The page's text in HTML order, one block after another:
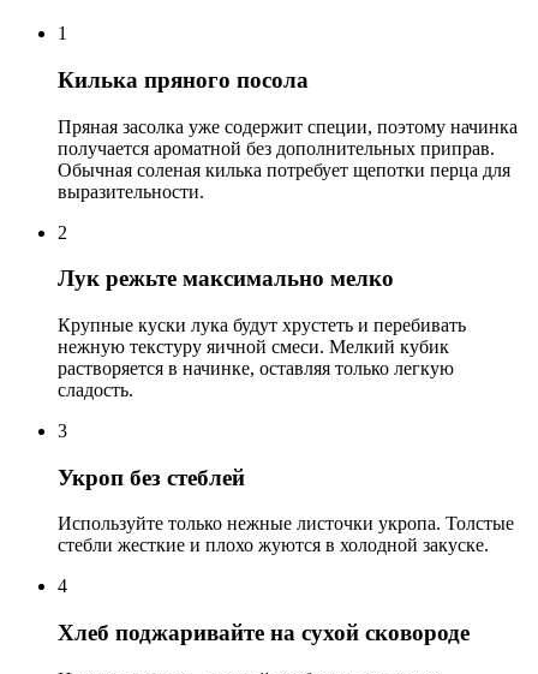
1
Килька пряного посола
Пряная засолка уже содержит специи, поэтому начинка
получается ароматной без дополнительных приправ.
Обычная соленая килька потребует щепотки перца для
выразительности.
2
Лук режьте максимально мелко
Крупные куски лука будут хрустеть и перебивать
нежную текстуру яичной смеси. Мелкий кубик
растворяется в начинке, оставляя только легкую
сладость.
3
Укроп без стеблей
Используйте только нежные листочки укропа. Толстые
стебли жесткие и плохо жуются в холодной закуске.
4
Хлеб поджаривайте на сухой сковороде